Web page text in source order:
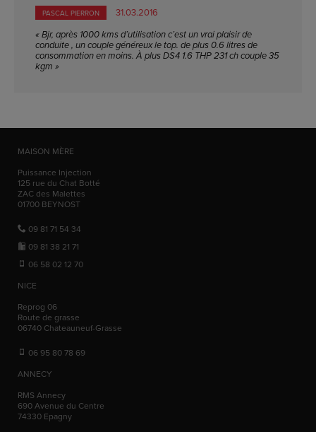
PASCAL PIERRON 31.03.2016
« Bjr, après 1000 kms d’utilisation c’est un vrai plaisir de
conduite , un couple généreux le top. de plus 0.6 litres de
consommation en moins. À plus DS4 1.6 THP 231 ch couple 35
kgm »
MAISON MÈRE
Puissance Injection
125 rue du Chat Botté
ZAC des Malettes
01700 BEYNOST
09 81 71 54 34
09 81 38 21 71
06 58 02 12 70
NICE
Reprog 06
Route de grasse
06740 Chateauneuf-Grasse
06 95 80 78 69
ANNECY
RMS Annecy
690 Avenue du Centre
74330 Epagny